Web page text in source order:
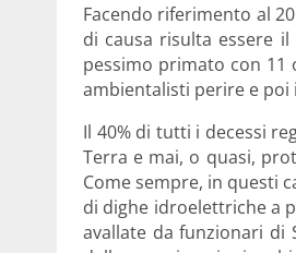
Facendo riferimento al
di causa risulta essere il
pessimo primato con 11
ambientalisti perire e poi
Il 40% di tutti i decessi
Terra e mai, o quasi,
Come sempre, in questi
di dighe idroelettriche a
avallate da funzionari di